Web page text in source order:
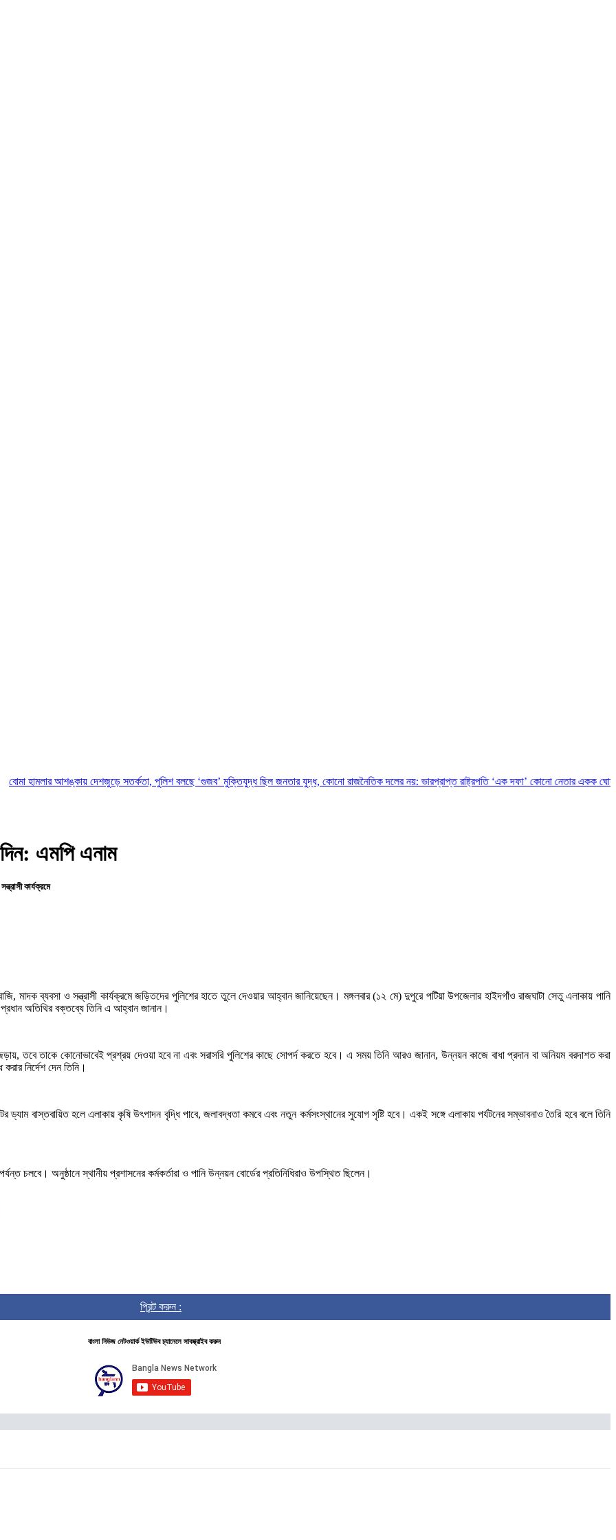
আশঙ্কায় দেশজুড়ে সতর্কতা, পুলিশ বলছে ‘গুজব’মুক্তিযুদ্ধ ছিল জনতার যুদ্ধ, কোনো রাজনৈতিক দলের নয়: ভারপ্রাপ্ত রাষ্ট্রপতি‘এক দফা’ কোনো নেতার একক ঘোষণা নয়, এটি
দিন: এমপি এনাম
কার্যক্রমে
মাদক ব্যবসা ও সন্ত্রাসী কার্যক্রমে জড়িতদের পুলিশের হাতে তুলে দেওয়ার আহ্বান জানিয়েছেন। মঙ্গলবার (১২ মে) দুপুরে পটিয়া উপজেলার হাইদগাঁও রাজঘাটা সেতু এলাকায় পানি
অতিথির বক্তব্যে তিনি এ আহ্বান জানান।
জড়ায়, তবে তাকে কোনোভাবেই প্রশ্রয় দেওয়া হবে না এবং সরাসরি পুলিশের কাছে সোপর্দ করতে হবে। এ সময় তিনি আরও জানান, উন্নয়ন কাজে বাধা প্রদান বা অনিয়ম বরদাশত করা
নির্দেশ দেন তিনি।
ড্যাম বাস্তবায়িত হলে এলাকায় কৃষি উৎপাদন বৃদ্ধি পাবে, জলাবদ্ধতা কমবে এবং নতুন কর্মসংস্থানের সুযোগ সৃষ্টি হবে। একই সঙ্গে এলাকায় পর্যটনের সম্ভাবনাও তৈরি হবে বলে তিনি
চলবে। অনুষ্ঠানে স্থানীয় প্রশাসনের কর্মকর্তারা ও পানি উন্নয়ন বোর্ডের প্রতিনিধিরাও উপস্থিত ছিলেন।
প্রিন্ট করুন :
বাংলা নিউজ নেটওয়ার্ক ইউটিউব চ্যানেলে সাবস্ক্রাইব করুন